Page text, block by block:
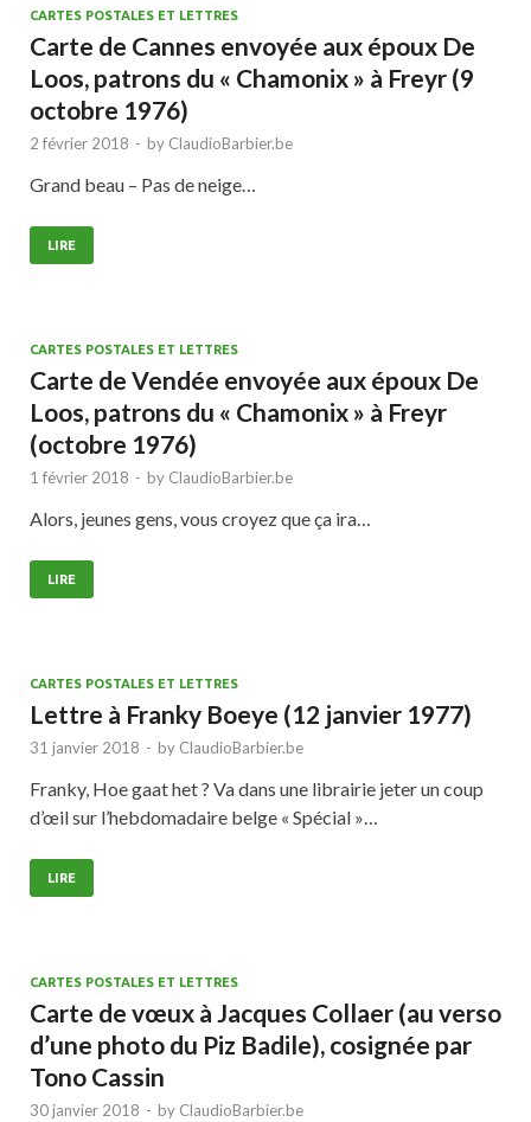
CARTES POSTALES ET LETTRES
Carte de Cannes envoyée aux époux De
Loos, patrons du « Chamonix » à Freyr (9
octobre 1976)
2 février 2018 - by ClaudioBarbier.be
Grand beau – Pas de neige…
LIRE
CARTES POSTALES ET LETTRES
Carte de Vendée envoyée aux époux De
Loos, patrons du « Chamonix » à Freyr
(octobre 1976)
1 février 2018 - by ClaudioBarbier.be
Alors, jeunes gens, vous croyez que ça ira…
LIRE
CARTES POSTALES ET LETTRES
Lettre à Franky Boeye (12 janvier 1977)
31 janvier 2018 - by ClaudioBarbier.be
Franky, Hoe gaat het ? Va dans une librairie jeter un coup
d’œil sur l’hebdomadaire belge « Spécial »…
LIRE
CARTES POSTALES ET LETTRES
Carte de vœux à Jacques Collaer (au verso
d’une photo du Piz Badile), cosignée par
Tono Cassin
30 janvier 2018 - by ClaudioBarbier.be